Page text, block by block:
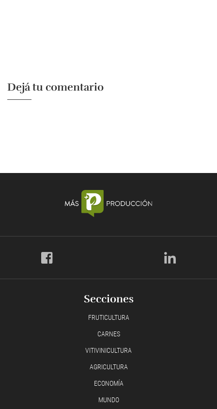
Dejá tu comentario
Secciones
FRUTICULTURA
CARNES
VITIVINICULTURA
AGRICULTURA
ECONOMÍA
MUNDO